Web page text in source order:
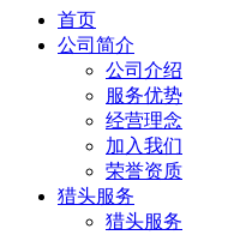
首页
公司简介
公司介绍
服务优势
经营理念
加入我们
荣誉资质
猎头服务
猎头服务